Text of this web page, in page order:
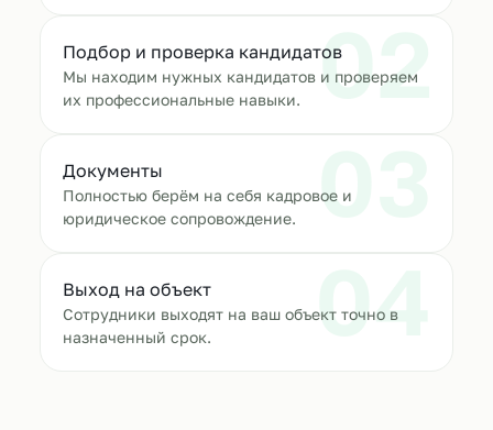
02
Подбор и проверка кандидатов
Мы находим нужных кандидатов и проверяем
их профессиональные навыки.
03
Документы
Полностью берём на себя кадровое и
юридическое сопровождение.
04
Выход на объект
Сотрудники выходят на ваш объект точно в
назначенный срок.